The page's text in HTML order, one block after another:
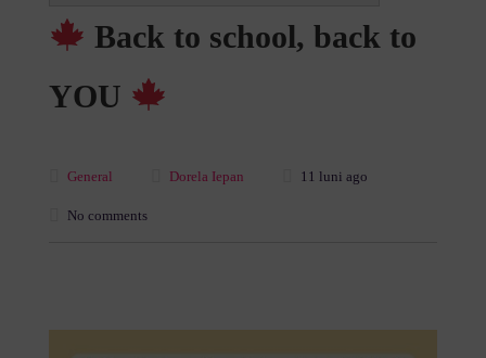
Back to school, back to
YOU
General Dorela Iepan 11 luni ago
No comments